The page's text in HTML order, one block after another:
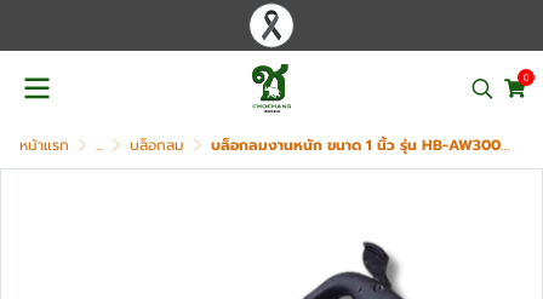
0
หน้าแรก ... บล็อกลม บล็อกลมงานหนัก ขนาด 1 นิ้ว รุ่น HB-AW3000-6